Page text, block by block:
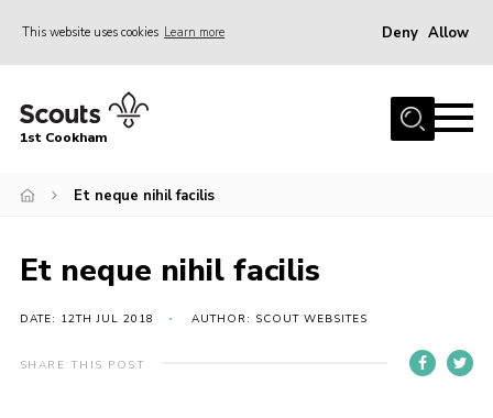
This website uses cookies Learn more Deny Allow
Home
Join
Events
Gallery
Information for parents
1st Cookham
Et neque nihil facilis
Et neque nihil facilis
DATE: 12TH JUL 2018 AUTHOR: SCOUT WEBSITES
SHARE THIS POST